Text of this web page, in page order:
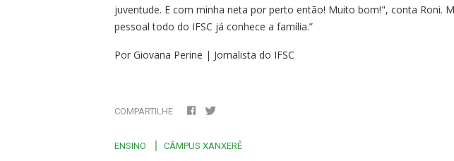
juventude. E com minha neta por perto então! Muito bom!", conta Roni.
pessoal todo do IFSC já conhece a família.”
Por Giovana Perine | Jornalista do IFSC
COMPARTILHE
ENSINO CÂMPUS XANXERÊ